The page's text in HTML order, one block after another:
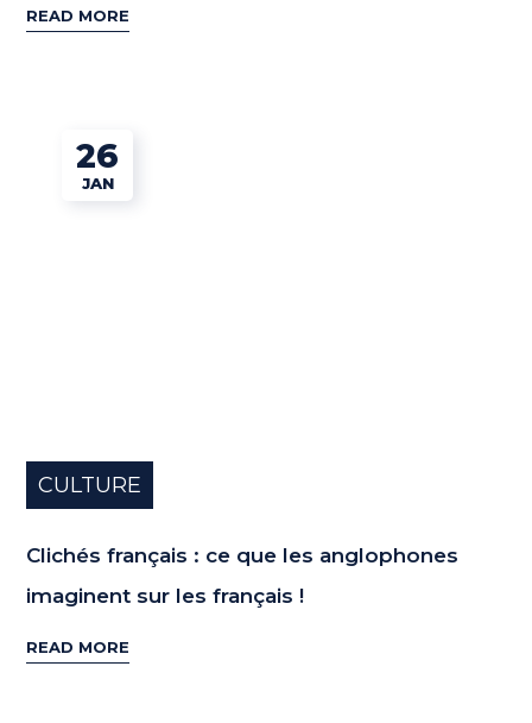
READ MORE
26
JAN
CULTURE
Clichés français : ce que les anglophones
imaginent sur les français !
READ MORE